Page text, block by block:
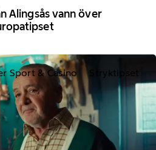
Alingsås vann över
Sport & Casino Stryktipset